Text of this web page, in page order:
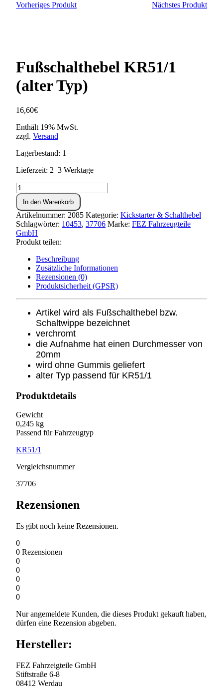
Vorheriges Produkt
Nächstes Produkt
Fußschalthebel KR51/1
(alter Typ)
16,60€
Enthält 19% MwSt.
zzgl. Versand
Lagerbestand: 1
Lieferzeit: 2–3 Werktage
Fußschalthebel
KR51/1
(alter
Typ)
Menge
In den Warenkorb
Artikelnummer: 2085 Kategorie: Kickstarter & Schalthebel
Schlagwörter: 10453, 37706 Marke: FEZ Fahrzeugteile
GmbH
Produkt teilen:
Beschreibung
Zusätzliche Informationen
Rezensionen (0)
Produktsicherheit (GPSR)
Artikel wird als Fußschalthebel bzw.
Schaltwippe bezeichnet
verchromt
die Aufnahme hat einen Durchmesser von
20mm
wird ohne Gummis geliefert
alter Typ passend für KR51/1
Produktdetails
Gewicht
0,245 kg
Passend für Fahrzeugtyp
KR51/1
Vergleichsnummer
37706
Rezensionen
Es gibt noch keine Rezensionen.
0
0 Rezensionen
0
0
0
0
0
Nur angemeldete Kunden, die dieses Produkt gekauft haben,
dürfen eine Rezension abgeben.
Hersteller:
FEZ Fahrzeigteile GmbH
Stiftstraße 6-8
08412 Werdau